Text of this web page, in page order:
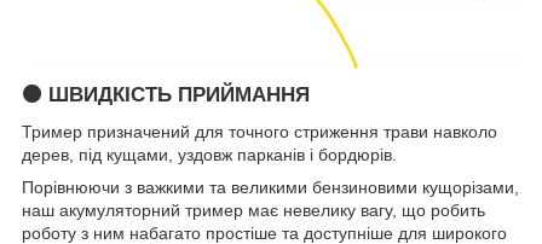
🟠 ШВИДКІСТЬ ПРИЙМАННЯ
Тример призначений для точного стриження трави навколо
дерев, під кущами, уздовж парканів і бордюрів.
Порівнюючи з важкими та великими бензиновими кущорізами,
наш акумуляторний тример має невелику вагу, що робить
роботу з ним набагато простіше та доступніше для широкого